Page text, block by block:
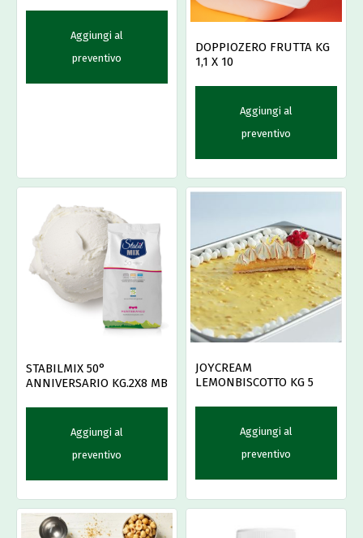
Aggiungi al
preventivo
DOPPIOZERO FRUTTA KG
1,1 X 10
Aggiungi al
preventivo
STABILMIX 50°
ANNIVERSARIO KG.2X8 MB
Aggiungi al
preventivo
JOYCREAM
LEMONBISCOTTO KG 5
Aggiungi al
preventivo